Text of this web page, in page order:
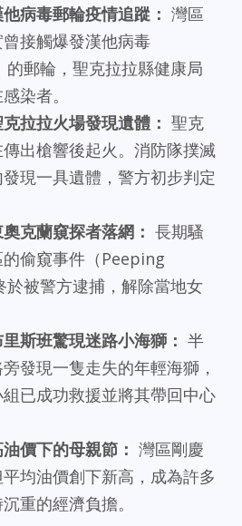
他病毒郵輪疫情追蹤： 灣區
接觸爆發漢他病毒
的郵輪，聖克拉拉縣健康局
染者。
克拉拉火場發現遺體： 聖克
出槍響後起火。消防隊撲滅
現一具遺體，警方初步判定
奧克蘭窺探者落網： 長期騷
偷窺事件（Peeping
被警方逮捕，解除當地女
里斯班驚現迷路小海獅： 半
發現一隻走失的年輕海獅，
已成功救援並將其帶回中心
價下的母親節： 灣區剛慶
均油價創下新高，成為許多
重的經濟負擔。